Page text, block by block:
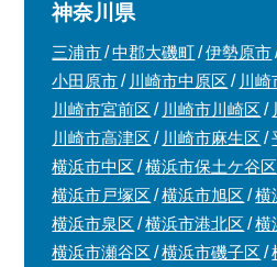
神奈川県
三浦市 中郡大磯町 伊勢原市
小田原市
川崎市中原区
川崎
川崎市宮前区
川崎市川崎区
川崎市高津区
川崎市麻生区
横浜市中区
横浜市保土ケ谷区
横浜市戸塚区
横浜市旭区
横
横浜市泉区
横浜市港北区
横
横浜市瀬谷区
横浜市磯子区